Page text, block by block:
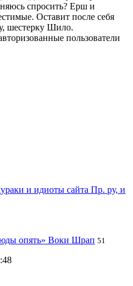
спросить? Ерш и
Оставит после себя
шестерку Шило.
пользователи
и идиоты сайта Пр. ру, и
опять» Воки Шрап 51